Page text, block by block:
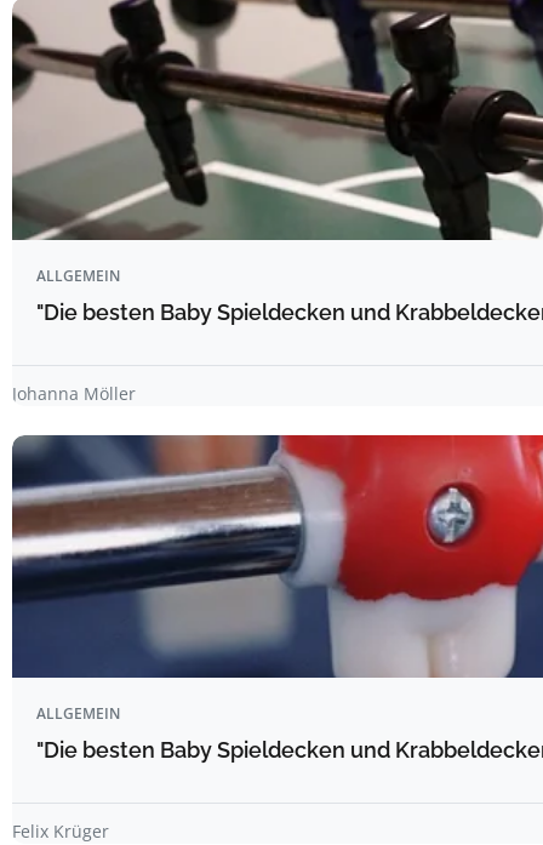
ALLGEMEIN
"Die besten Baby Spieldecken und
Johanna Möller
ALLGEMEIN
"Die besten Baby Spieldecken und
Felix Krüger